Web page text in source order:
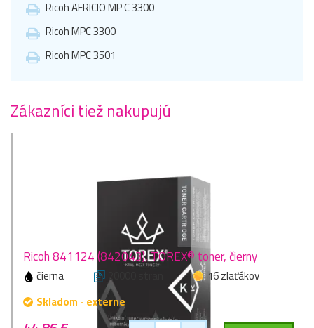
Ricoh AFRICIO MP C 3300
Ricoh MPC 3300
Ricoh MPC 3501
Zákazníci tiež nakupujú
Ricoh 841124 (842043), TOREX® toner, čierny
čierna 20000 stran
16 zlaťákov
Skladom - externe